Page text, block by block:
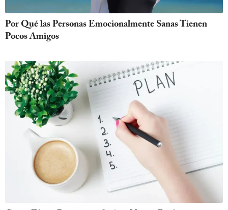
Por Qué las Personas Emocionalmente Sanas Tienen
Pocos Amigos